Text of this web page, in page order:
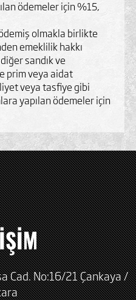
ödemeler için %15,
olmakla birlikte
emeklilik hakkı
sandık ve
prim veya aidat
veya tasfiye gibi
yapılan ödemeler için
Cad. No:16/21 Çankaya /